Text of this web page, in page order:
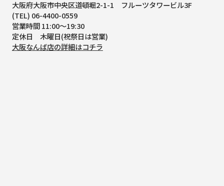
大阪府大阪市中央区道頓堀2-1-1
フルーツタワービル3F
(TEL) 06-4400-0559
営業時間 11:00～19:30
定休日 木曜日(祝祭日は営業)
大阪なんば店の詳細はコチラ